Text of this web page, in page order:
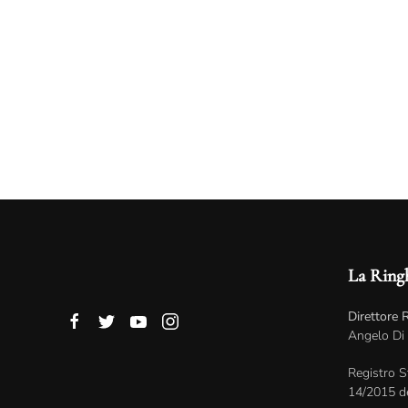
La
Direttore
Angelo Di
Registro
14/2015